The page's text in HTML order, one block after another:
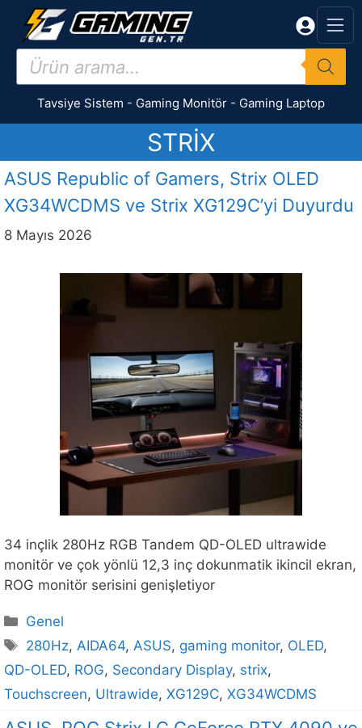
İçeriğe
Products
search
Tavsiye Sistem - Gaming Monitör - Gaming Laptop
STRIX
ASUS Republic of Gamers, Strix OLED
XG34WCDMS ve Strix XG129C’yi Duyurdu
8 Mayıs 2026
34 inçlik 280Hz RGB Tandem QD-OLED ultrawide
monitör ve çok yönlü 12,3 inç dokunmatik ikincil ekran,
ROG monitör serisini genişletiyor
Kategoriler
Genel
Etiketler
280Hz,AIDA64,ASUS, gaming monitor, OLED,
QD-OLED, ROG, Secondary Display, strix,
Touchscreen, Ultrawide, XG129C, XG34WCDMS